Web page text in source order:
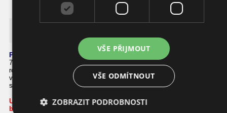
Podrobnosti o této chilli papričce
7 Pot Yellov má plody tvaru deformovaného míče. Na jedné rostlině
roste velké množství plodů velkých až 6 cm. Chuť této chilli je
výborná, aromatická a hlavně hodně pálivá! Velice dobře se hodí na
sušení.
Upozornění: při manipulaci buďte velmi opatrní a skladujte na
bezpečném místě!
VŠE PŘIJMOUT
VŠE ODMÍTNOUT
ZOBRAZIT PODROBNOSTI